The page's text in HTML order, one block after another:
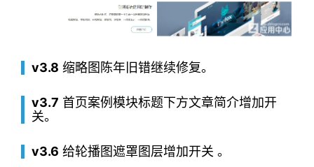
v3.8 缩略图陈年旧错继续修复。
v3.7 首页案例模块标题下方文章简介增加开
关。
v3.6 给轮播图遮罩图层增加开关 。